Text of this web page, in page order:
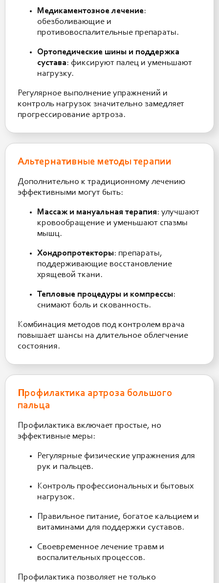
Медикаментозное лечение:
обезболивающие и
противовоспалительные препараты.
Ортопедические шины и поддержка
сустава: фиксируют палец и уменьшают
нагрузку.
Регулярное выполнение упражнений и
контроль нагрузок значительно замедляет
прогрессирование артроза.
Альтернативные методы терапии
Дополнительно к традиционному лечению
эффективными могут быть:
Массаж и мануальная терапия: улучшают
кровообращение и уменьшают спазмы
мышц.
Хондропротекторы: препараты,
поддерживающие восстановление
хрящевой ткани.
Тепловые процедуры и компрессы:
снимают боль и скованность.
Комбинация методов под контролем врача
повышает шансы на длительное облегчение
состояния.
Профилактика артроза большого
пальца
Профилактика включает простые, но
эффективные меры:
Регулярные физические упражнения для
рук и пальцев.
Контроль профессиональных и бытовых
нагрузок.
Правильное питание, богатое кальцием и
витаминами для поддержки суставов.
Своевременное лечение травм и
воспалительных процессов.
Профилактика позволяет не только